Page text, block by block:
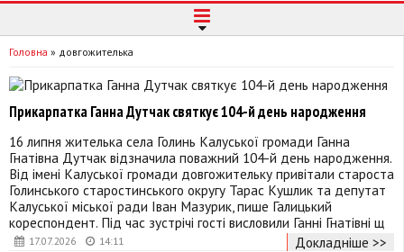
Головна » довгожителька
17.07.2026 14:11
Прикарпатка Ганна Дутчак святкує 104-й день народження
16 липня жителька села Голинь Калуської громади Ганна
Гнатівна Дутчак відзначила поважний 104-й день народження.
Від імені Калуської громади довгожительку привітали староста
Голинського старостинського округу Тарас Кушлик та депутат
Калуської міської ради Іван Мазурик, пише Галицький
кореспондент. Під час зустрічі гості висловили Ганні Гнатівні щ
Докладніше >>